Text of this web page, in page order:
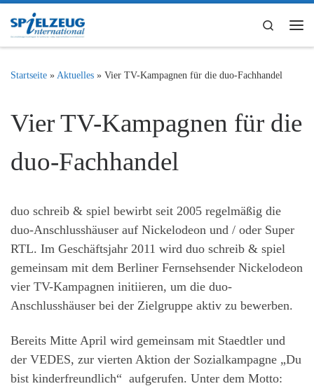
Zum Inhalt springen
Search
Startseite » Aktuelles » Vier TV-Kampagnen für die duo-Fachhandel
Vier TV-Kampagnen für die
duo-Fachhandel
duo schreib & spiel bewirbt seit 2005 regelmäßig die
duo-Anschlusshäuser auf Nickelodeon und / oder Super
RTL. Im Geschäftsjahr 2011 wird duo schreib & spiel
gemeinsam mit dem Berliner Fernsehsender Nickelodeon
vier TV-Kampagnen initiieren, um die duo-
Anschlusshäuser bei der Zielgruppe aktiv zu bewerben.
Bereits Mitte April wird gemeinsam mit Staedtler und
der VEDES, zur vierten Aktion der Sozialkampagne „Du
bist kinderfreundlich“ aufgerufen. Unter dem Motto: